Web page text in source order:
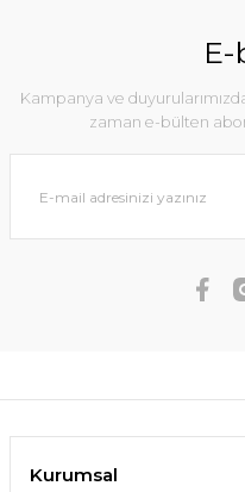
Kampanya ve
zaman e-bülten
Kurumsal